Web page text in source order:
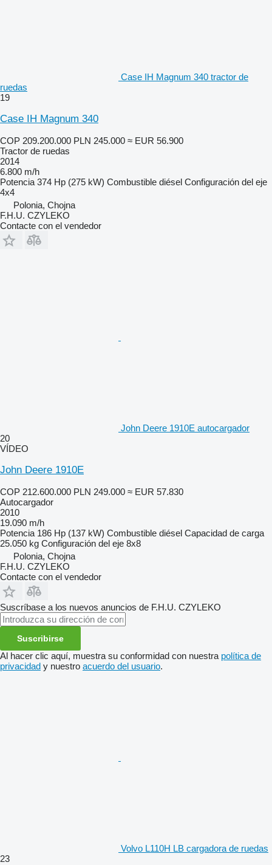
Case IH Magnum 340 tractor de
ruedas
19
Case IH Magnum 340
COP 209.200.000 PLN 245.000 ≈ EUR 56.900
Tractor de ruedas
2014
6.800 m/h
Potencia 374 Hp (275 kW) Combustible diésel Configuración del eje
4x4
Polonia, Chojna
F.H.U. CZYLEKO
Contacte con el vendedor
John Deere 1910E autocargador
20
VÍDEO
John Deere 1910E
COP 212.600.000 PLN 249.000 ≈ EUR 57.830
Autocargador
2010
19.090 m/h
Potencia 186 Hp (137 kW) Combustible diésel Capacidad de carga
25.050 kg Configuración del eje 8x8
Polonia, Chojna
F.H.U. CZYLEKO
Contacte con el vendedor
Suscríbase a los nuevos anuncios de F.H.U. CZYLEKO
Suscribirse
Al hacer clic aquí, muestra su conformidad con nuestra política de
privacidad y nuestro acuerdo del usuario.
Volvo L110H LB cargadora de ruedas
23